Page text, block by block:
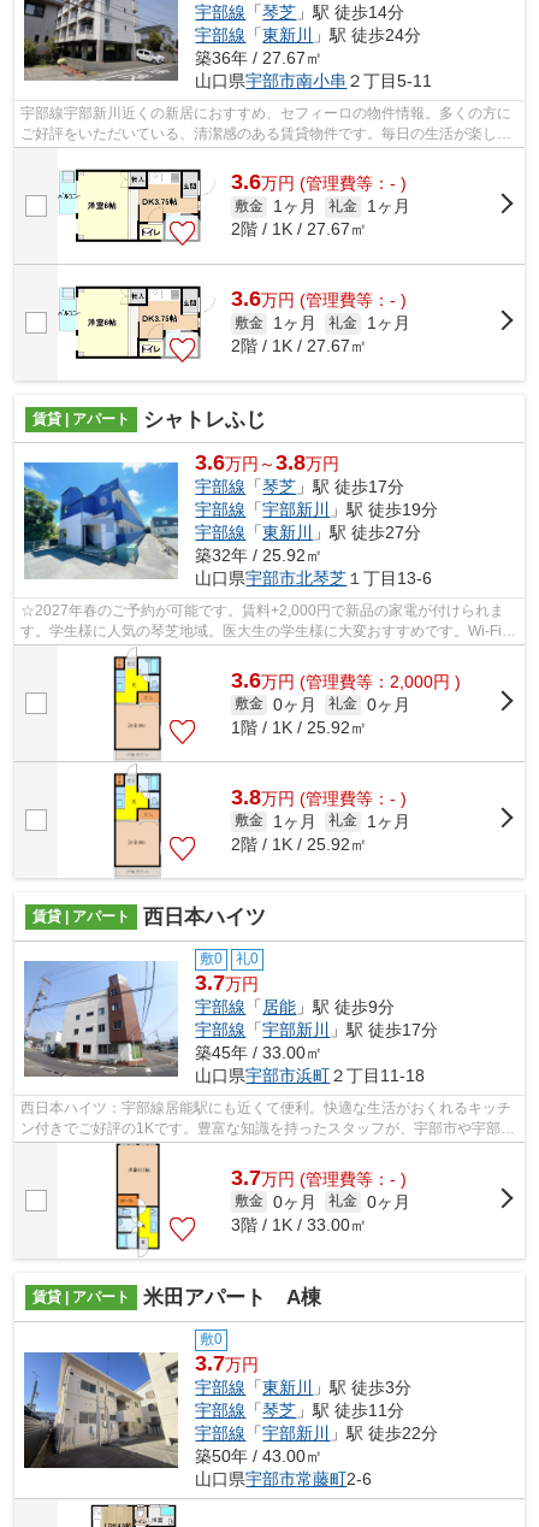
宇部線 「琴芝 」駅 徒歩14分
宇部線 「東新川
」駅 徒歩24分
築36年 / 27.67㎡
山口県宇部市南小串 ２丁目5-11
宇部線宇部新川近くの新居におすすめ、セフィーロの物件情報。多くの方に
ご好評をいただいている、清潔感のある賃貸物件です。毎日の生活が楽しく
なる間取り、1Kのお住まいになってい...
3.6万円 (管理費等：- )
敷金 1ヶ月 礼金
1ヶ月
2階 / 1K / 27.67㎡
3.6万円 (管理費等：- )
敷金 1ヶ月 礼金
1ヶ月
2階 / 1K / 27.67㎡
賃貸 | アパート シャトレふじ
3.6万円～3.8万円
宇部線 「琴芝 」駅 徒歩17分
宇部線 「宇部新川
」駅 徒歩19分
宇部線 「東新川
」駅 徒歩27分
築32年 / 25.92㎡
山口県宇部市北琴芝１丁目13-6
☆2027年春のご予約が可能です。賃料+2,000円で新品の家電が付けられま
す。学生様に人気の琴芝地域。医大生の学生様に大変おすすめです。Wi-Fi無
料の為、月々の通信費用が不要です。人...
3.6万円 (管理費等：2,000円 )
敷金 0ヶ月 礼金 0ヶ月
1階 / 1K / 25.92㎡
3.8万円 (管理費等：- )
敷金 1ヶ月 礼金
1ヶ月
2階 / 1K / 25.92㎡
賃貸 | アパート 西日本ハイツ
敷0 礼0
3.7万円
宇部線 「居能 」駅 徒歩9分
宇部線 「宇部新川
」駅 徒歩17分
築45年 / 33.00㎡
山口県宇部市浜町２丁目11-18
西日本ハイツ：宇部線居能駅にも近くて便利。快適な生活がおくれるキッチ
ン付きでご好評の1Kです。豊富な知識を持ったスタッフが、宇部市や宇部線
居能周辺でのお部屋探しを快適にサポ...
3.7万円 (管理費等：- )
敷金 0ヶ月 礼金 0ヶ月
3階 / 1K / 33.00㎡
賃貸 | アパート 米田アパート A棟
敷0
3.7万円
宇部線 「東新川
」駅 徒歩3分
宇部線 「琴芝 」駅 徒歩11分
宇部線 「宇部新川
」駅 徒歩22分
築50年 / 43.00㎡
山口県宇部市常藤町2-6